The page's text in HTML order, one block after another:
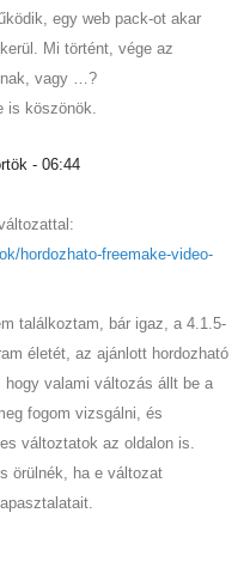
egy web pack-ot akar
Mi történt, vége az
vagy …?
is köszönök.
- 06:44
hordozhato-freemake-video-
találkoztam, bár igaz, a 4.1.5-
életét, az ajánlott hordozható
valami változás állt be a
fogom vizsgálni, és
változtatok az oldalon is.
örülnék, ha e változat